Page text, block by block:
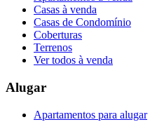
Casas à venda
Casas de Condomínio
Coberturas
Terrenos
Ver todos à venda
Alugar
Apartamentos para alugar